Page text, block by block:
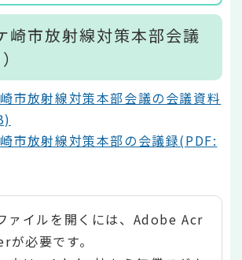
崎市放射線対策本部会議
市放射線対策本部会議の会議資料
市放射線対策本部の会議録(PDF:
ァイルを開くには、Adobe Acr
必要です。